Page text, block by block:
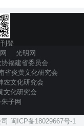
登
光明网
福建省委员会
省炎黄文化研究会
农文化研究会
文化研究会
朱子网
闽ICP备18029667号-1